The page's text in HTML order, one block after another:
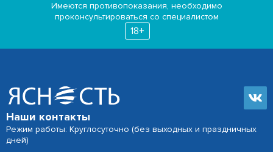
Имеются противопоказания, необходимо
проконсультироваться со специалистом
18+
Наши контакты
Режим работы: Круглосуточно (без выходных и праздничных
дней)